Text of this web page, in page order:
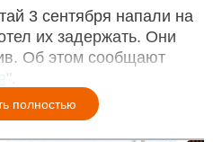
3 сентября напали на
их задержать. Они
Об этом сообщают
".
полностью